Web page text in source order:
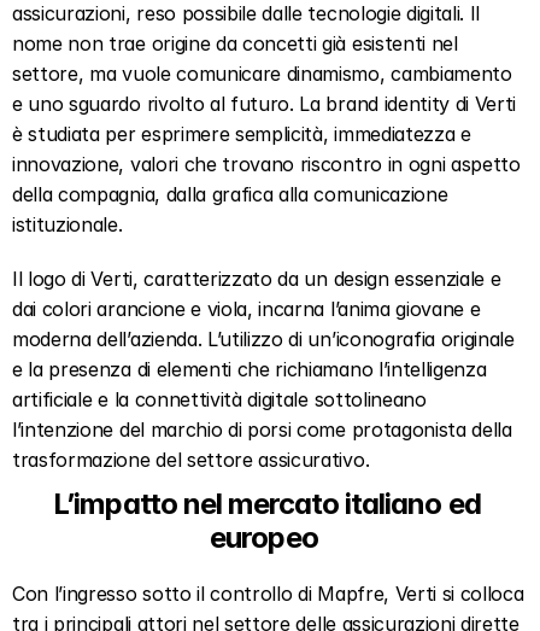
assicurazioni, reso possibile dalle tecnologie digitali. Il
nome non trae origine da concetti già esistenti nel
settore, ma vuole comunicare dinamismo, cambiamento
e uno sguardo rivolto al futuro. La brand identity di Verti
è studiata per esprimere semplicità, immediatezza e
innovazione, valori che trovano riscontro in ogni aspetto
della compagnia, dalla grafica alla comunicazione
istituzionale.
Il logo di Verti, caratterizzato da un design essenziale e
dai colori arancione e viola, incarna l’anima giovane e
moderna dell’azienda. L’utilizzo di un’iconografia originale
e la presenza di elementi che richiamano l’intelligenza
artificiale e la connettività digitale sottolineano
l’intenzione del marchio di porsi come protagonista della
trasformazione del settore assicurativo.
L’impatto nel mercato italiano ed
europeo
Con l’ingresso sotto il controllo di Mapfre, Verti si colloca
tra i principali attori nel settore delle assicurazioni dirette